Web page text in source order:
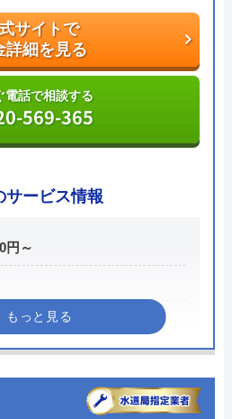
サイトで
詳細を見る
電話で相談する
937-419
彦
0142
県相模原市緑区元橋本町11-33
サイトで
詳細を見る
電話で相談する
569-365
サービス情報
円～
30分
22:00